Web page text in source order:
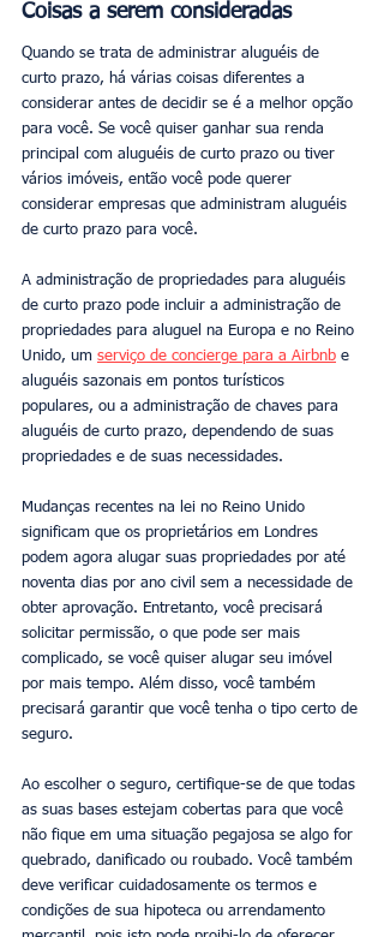
Coisas a serem consideradas
Quando se trata de administrar aluguéis de
curto prazo, há várias coisas diferentes a
considerar antes de decidir se é a melhor opção
para você. Se você quiser ganhar sua renda
principal com aluguéis de curto prazo ou tiver
vários imóveis, então você pode querer
considerar empresas que administram aluguéis
de curto prazo para você.
A administração de propriedades para aluguéis
de curto prazo pode incluir a administração de
propriedades para aluguel na Europa e no Reino
Unido, um serviço de concierge para a Airbnb e
aluguéis sazonais em pontos turísticos
populares, ou a administração de chaves para
aluguéis de curto prazo, dependendo de suas
propriedades e de suas necessidades.
Mudanças recentes na lei no Reino Unido
significam que os proprietários em Londres
podem agora alugar suas propriedades por até
noventa dias por ano civil sem a necessidade de
obter aprovação. Entretanto, você precisará
solicitar permissão, o que pode ser mais
complicado, se você quiser alugar seu imóvel
por mais tempo. Além disso, você também
precisará garantir que você tenha o tipo certo de
seguro.
Ao escolher o seguro, certifique-se de que todas
as suas bases estejam cobertas para que você
não fique em uma situação pegajosa se algo for
quebrado, danificado ou roubado. Você também
deve verificar cuidadosamente os termos e
condições de sua hipoteca ou arrendamento